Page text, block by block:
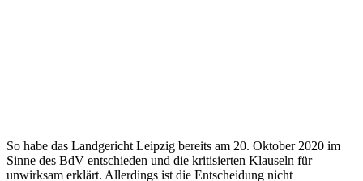
So habe das Landgericht Leipzig bereits am 20. Oktober 2020 im
Sinne des BdV entschieden und die kritisierten Klauseln für
unwirksam erklärt. Allerdings ist die Entscheidung nicht